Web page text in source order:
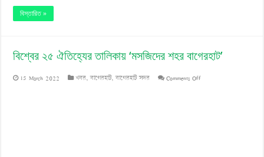
বিস্তারিত »
বিশ্বের ২৫ ঐতিহ্যের তালিকায় ‘মসজিদের শহর বাগেরহাট’
15 March 2022 খবর,বাগেরহাট,বাগেরহাট সদর Comments Offon